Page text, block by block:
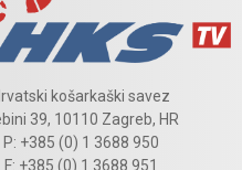
košarkaški savez
39, 10110 Zagreb, HR
P: +385 (0) 1 3688 950
F: +385 (0) 1 3688 951